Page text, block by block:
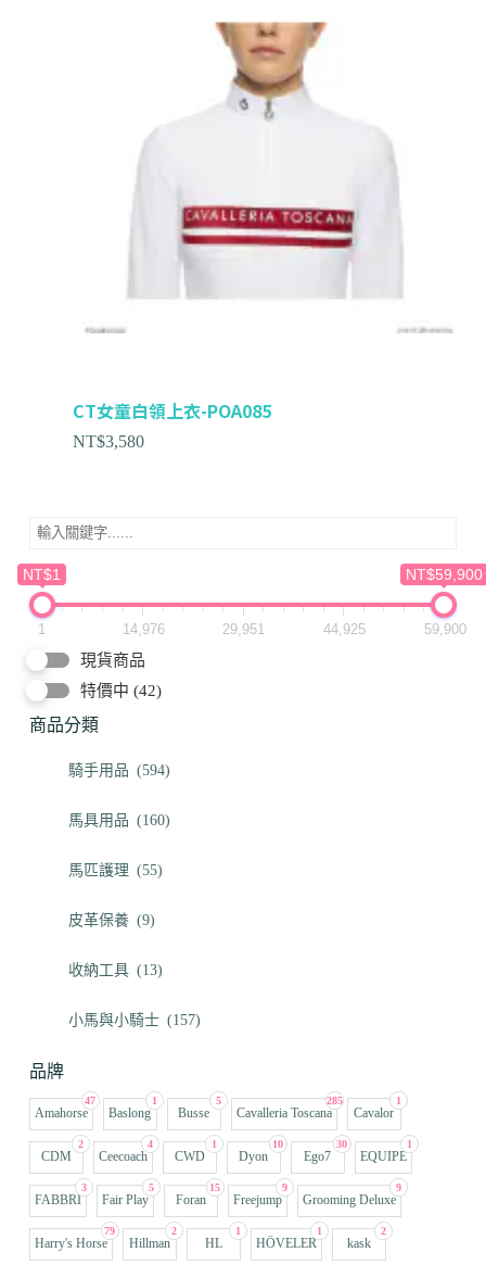
NT$1 NT$59,900
1 14,976 29,951 44,925 59,900
現貨商品
特價中 (42)
商品分類
騎手用品 (594)
馬具用品 (160)
馬匹護理 (55)
皮革保養 (9)
收納工具 (13)
小馬與小騎士 (157)
品牌
47
Amahorse
1
Baslong
5
Busse
285
Cavalleria Toscana
1
Cavalor
2
CDM
4
Ceecoach
1
CWD
10
Dyon
30
Ego7
1
EQUIPE
3
FABBRI
5
Fair Play
15
Foran
9
Freejump
9
Grooming Deluxe
79
Harry's Horse
2
Hillman
1
HL
1
HÖVELER
2
kask
CT女童白領上衣-POA085
NT$3,580